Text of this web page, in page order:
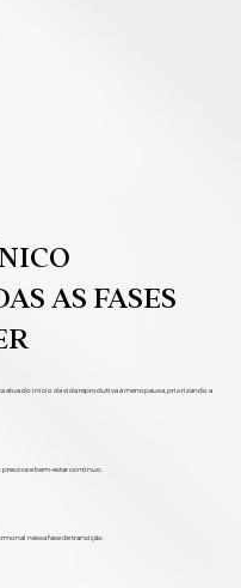
AS FASES
atua do início da vida reprodutiva à menopausa, priorizando a
e bem-estar contínuo.
nessa fase de transição.